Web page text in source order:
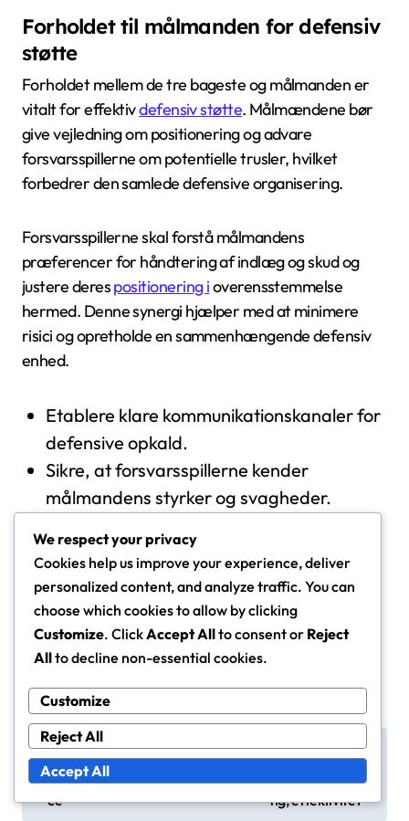
Forholdet til målmanden for defensiv
støtte
Forholdet mellem de tre bageste og målmanden er
vitalt for effektivdefensiv støtte. Målmændene bør
give vejledning om positionering og advare
forsvarsspillerne om potentielle trusler, hvilket
forbedrer den samlede defensive organisering.
Forsvarsspillerne skal forstå målmandens
præferencer for håndtering af indlæg og skud og
justere derespositionering ioverensstemmelse
hermed. Denne synergi hjælper med at minimere
risici og opretholde en sammenhængende defensiv
enhed.
Etablere klare kommunikationskanaler for
defensive opkald.
Sikre, at forsvarsspillerne kender
målmandens styrker og svagheder.
til håndtering af dødbolde og
kontraangreb.
P
s
2-3-5 Defensiv Format
ion: Angrebsmindset, D
efensive ansvar, Balan
ce
Defensive roller i fodb
oldformationer: Ansva
rsområder, positioneri
ng, effektivitet
We respect your privacy
Cookies help us improve your experience, deliver
personalized content, and analyze traffic. You can
choose which cookies to allow by clicking
Customize. ClickAccept Allto consent or Reject
Allto decline non-essential cookies.
Customize
Reject All
Accept All